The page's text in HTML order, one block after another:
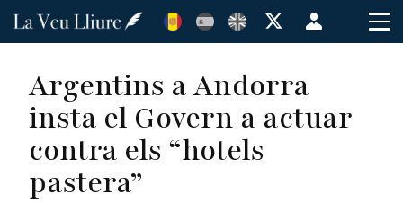
Vés
Menú
de
de
usuario
Argentins a Andorra
insta el Govern a actuar
contra els “hotels
pastera”